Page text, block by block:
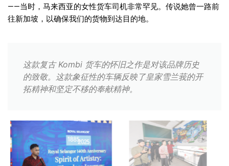
——当时，马来西亚的女性货车司机非常罕见。传说她曾一路前
往新加坡，以确保我们的货物到达目的地。
这款复古 Kombi 货车的怀旧之作是对该品牌历史
的致敬。这款象征性的车辆反映了皇家雪兰莪的开
拓精神和坚定不移的奉献精神。